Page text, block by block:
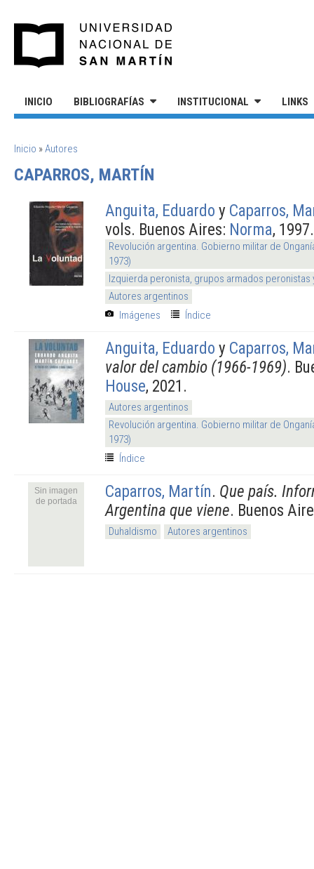
INICIO BIBLIOGRAFÍAS INSTITUCIONAL LINKS
SE ENCUENTRA USTED AQUÍ
Inicio »Autores
CAPARROS, MARTÍN
Anguita, Eduardo y Caparros,
vols. Buenos Aires: Norma, 1997.
Revolución argentina. Gobierno militar de
1973)
Izquierda peronista, grupos armados
Autores argentinos
Imágenes
Índice
Anguita, Eduardo y Caparros,
valor del cambio (1966-1969).
House, 2021.
Autores argentinos
Revolución argentina. Gobierno militar de
1973)
Índice
Sin imagen
de portada
Caparros, Martín. Que país.
Argentina que viene. Buenos
Duhaldismo Autores argentinos